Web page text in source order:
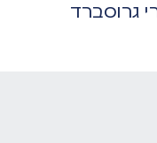
גרוסברד